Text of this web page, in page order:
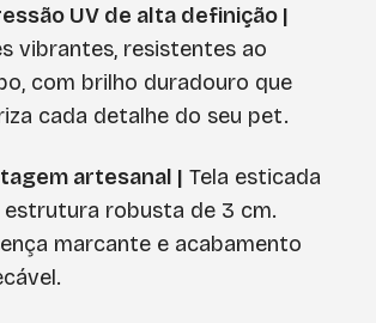
UV de alta definição |
vibrantes, resistentes ao
com brilho duradouro que
cada detalhe do seu pet.
artesanal | Tela esticada
estrutura robusta de 3 cm.
marcante e acabamento